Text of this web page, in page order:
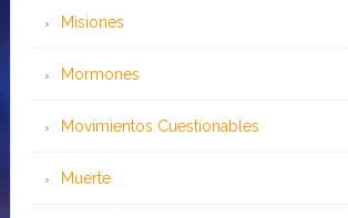
Misiones
Mormones
Movimientos Cuestionables
Muerte